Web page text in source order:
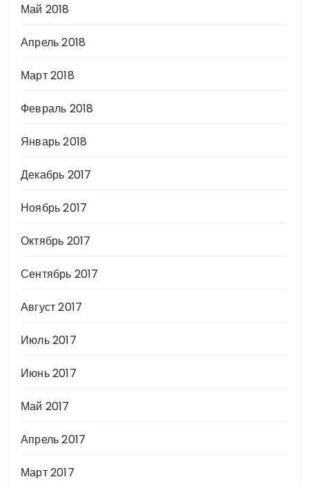
Май 2018
Апрель 2018
Март 2018
Февраль 2018
Январь 2018
Декабрь 2017
Ноябрь 2017
Октябрь 2017
Сентябрь 2017
Август 2017
Июль 2017
Июнь 2017
Май 2017
Апрель 2017
Март 2017